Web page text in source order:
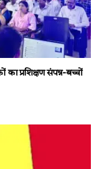
का प्रशिक्षण संपन्न-बच्चों